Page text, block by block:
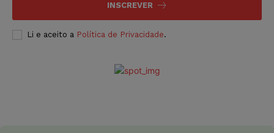
INSCREVER
Li e aceito a Política de Privacidade.